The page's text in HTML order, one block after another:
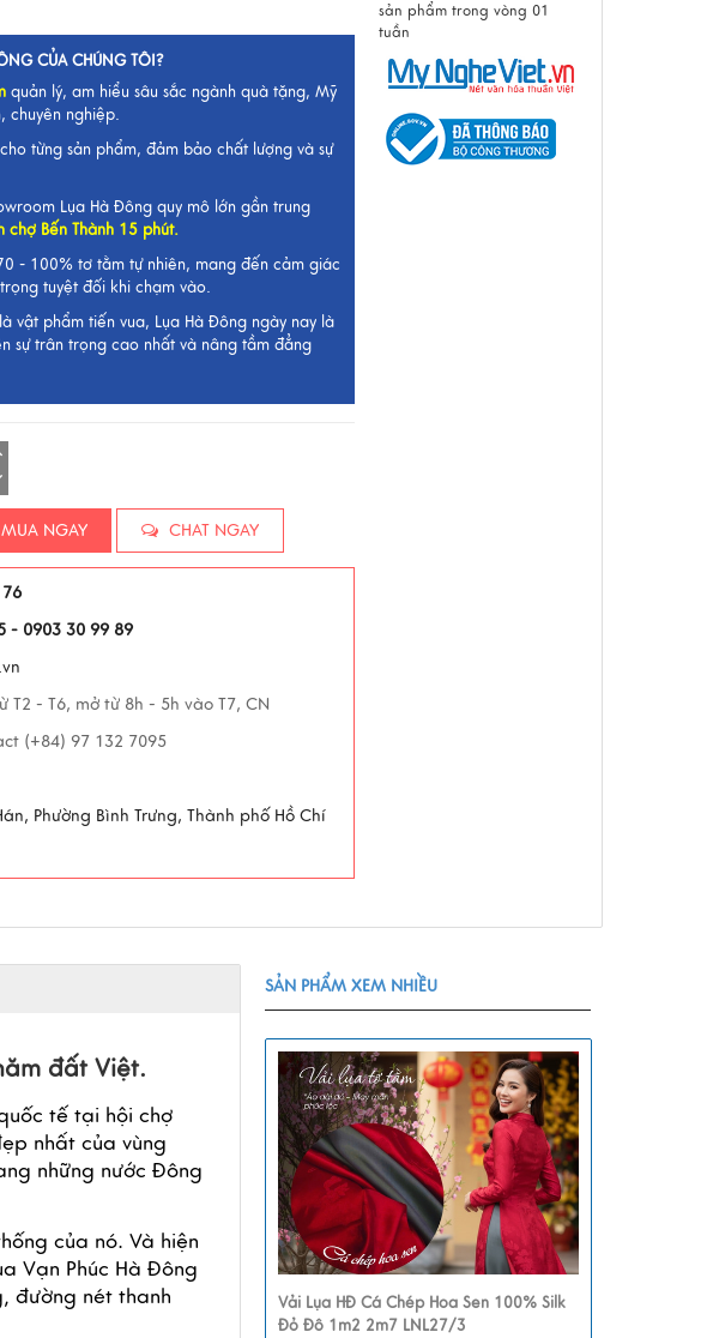
CỦA CHÚNG TÔI?
quản lý, am hiểu sâu sắc ngành quà tặng, Mỹ
chuyên nghiệp.
cho từng sản phẩm, đảm bảo chất lượng và sự
Lụa Hà Đông quy mô lớn gần trung
chợ Bến Thành 15 phút.
- 100% tơ tằm tự nhiên, mang đến cảm giác
tuyệt đối khi chạm vào.
vật phẩm tiến vua, Lụa Hà Đông ngày nay là
sự trân trọng cao nhất và nâng tầm đẳng
MUA NGAY CHAT NGAY
- 0903 30 99 89
T2 - T6, mở từ 8h - 5h vào T7, CN
(+84) 97 132 7095
Phường Bình Trưng, Thành phố Hồ Chí
sản phẩm trong vòng 01
tuần
đất Việt.
tế tại hội chợ
nhất của vùng
những nước Đông
của nó. Và hiện
Vạn Phúc Hà Đông
đường nét thanh
SẢN PHẨM XEM NHIỀU
Vải Lụa HĐ Cá Chép Hoa Sen 100% Silk
Đỏ Đô 1m2 2m7 LNL27/3